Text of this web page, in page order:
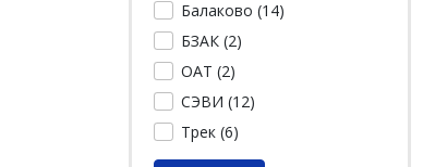
Балаково (14)
БЗАК (2)
ОАТ (2)
СЭВИ (12)
Трек (6)